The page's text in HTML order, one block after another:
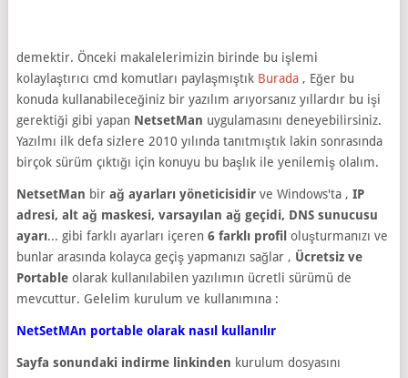
demektir. Önceki makalelerimizin birinde bu işlemi
kolaylaştırıcı cmd komutları paylaşmıştık Burada, Eğer bu
konuda kullanabileceğiniz bir yazılım arıyorsanız yıllardır bu işi
gerektiği gibi yapan NetsetMan uygulamasını deneyebilirsiniz.
Yazılmı ilk defa sizlere 2010 yılında tanıtmıştık lakin sonrasında
birçok sürüm çıktığı için konuyu bu başlık ile yenilemiş olalım.
NetsetMan bir ağ ayarları yöneticisidirve Windows'ta , IP
adresi, alt ağ maskesi, varsayılan ağ geçidi, DNS sunucusu
ayarı... gibi farklı ayarları içeren 6 farklı profil oluşturmanızı ve
bunlar arasında kolayca geçiş yapmanızı sağlar , Ücretsiz ve
Portableolarak kullanılabilen yazılımın ücretli sürümü de
mevcuttur. Gelelim kurulum ve kullanımına :
NetSetMAn portable olarak nasıl kullanılır
Sayfa sonundaki indirme linkinden kurulum dosyasını